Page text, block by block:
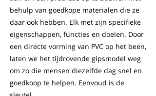
behulp van goedkope materialen die ze
daar ook hebben. Elk met zijn specifieke
eigenschappen, functies en doelen. Door
een directe vorming van PVC op het been,
laten we het tijdrovende gipsmodel weg
om zo die mensen diezelfde dag snel en
goedkoop te helpen. Eenvoud is de